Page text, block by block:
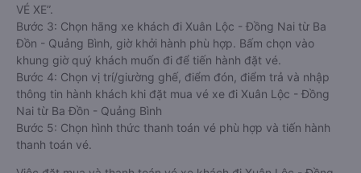
VÉ XE”.
Bước 3: Chọn hãng xe khách đi Xuân Lộc - Đồng Nai từ Ba
Đồn - Quảng Bình, giờ khởi hành phù hợp. Bấm chọn vào
khung giờ quý khách muốn đi để tiến hành đặt vé.
Bước 4: Chọn vị trí/giường ghế, điểm đón, điểm trả và nhập
thông tin hành khách khi đặt mua vé xe đi Xuân Lộc - Đồng
Nai từ Ba Đồn - Quảng Bình
Bước 5: Chọn hình thức thanh toán vé phù hợp và tiến hành
thanh toán vé.